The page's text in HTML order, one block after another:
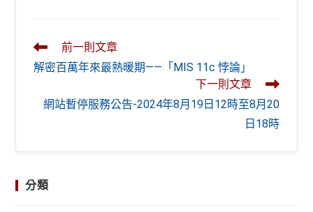
Read
more
articles
前一則文章
解密百萬年來最熱暖期——「MIS 11c 悖論」
下一則文章
網站暫停服務公告-2024年8月19日12時至8月20
日18時
分類